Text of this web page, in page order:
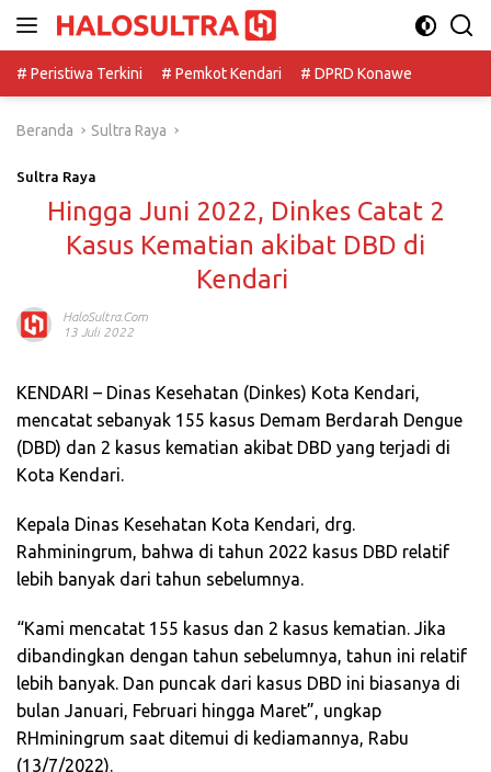
# Peristiwa Terkini
# Pemkot Kendari # DPRD Konawe
Beranda Sultra Raya
Sultra Raya
Hingga Juni 2022, Dinkes Catat 2
Kasus Kematian akibat DBD di
Kendari
HaloSultra.com
13 Juli 2022
KENDARI – Dinas Kesehatan (Dinkes) Kota Kendari,
mencatat sebanyak 155 kasus Demam Berdarah Dengue
(DBD) dan 2 kasus kematian akibat DBD yang terjadi di
Kota Kendari.
Kepala Dinas Kesehatan Kota Kendari, drg.
Rahminingrum, bahwa di tahun 2022 kasus DBD relatif
lebih banyak dari tahun sebelumnya.
“Kami mencatat 155 kasus dan 2 kasus kematian. Jika
dibandingkan dengan tahun sebelumnya, tahun ini relatif
lebih banyak. Dan puncak dari kasus DBD ini biasanya di
bulan Januari, Februari hingga Maret”, ungkap
RHminingrum saat ditemui di kediamannya, Rabu
(13/7/2022).